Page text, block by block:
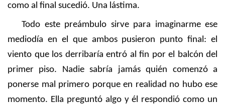
como al final sucedió. Una lástima.
Todo este preámbulo sirve para imaginarme ese
mediodía en el que ambos pusieron punto final: el
viento que los derribaría entró al fin por el balcón del
primer piso. Nadie sabría jamás quién comenzó a
ponerse mal primero porque en realidad no hubo ese
momento. Ella preguntó algo y él respondió como un